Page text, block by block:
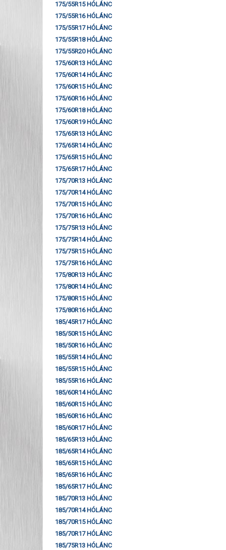
175/55R15 HÓLÁNC
175/55R16 HÓLÁNC
175/55R17 HÓLÁNC
175/55R18 HÓLÁNC
175/55R20 HÓLÁNC
175/60R13 HÓLÁNC
175/60R14 HÓLÁNC
175/60R15 HÓLÁNC
175/60R16 HÓLÁNC
175/60R18 HÓLÁNC
175/60R19 HÓLÁNC
175/65R13 HÓLÁNC
175/65R14 HÓLÁNC
175/65R15 HÓLÁNC
175/65R17 HÓLÁNC
175/70R13 HÓLÁNC
175/70R14 HÓLÁNC
175/70R15 HÓLÁNC
175/70R16 HÓLÁNC
175/75R13 HÓLÁNC
175/75R14 HÓLÁNC
175/75R15 HÓLÁNC
175/75R16 HÓLÁNC
175/80R13 HÓLÁNC
175/80R14 HÓLÁNC
175/80R15 HÓLÁNC
175/80R16 HÓLÁNC
185/45R17 HÓLÁNC
185/50R15 HÓLÁNC
185/50R16 HÓLÁNC
185/55R14 HÓLÁNC
185/55R15 HÓLÁNC
185/55R16 HÓLÁNC
185/60R14 HÓLÁNC
185/60R15 HÓLÁNC
185/60R16 HÓLÁNC
185/60R17 HÓLÁNC
185/65R13 HÓLÁNC
185/65R14 HÓLÁNC
185/65R15 HÓLÁNC
185/65R16 HÓLÁNC
185/65R17 HÓLÁNC
185/70R13 HÓLÁNC
185/70R14 HÓLÁNC
185/70R15 HÓLÁNC
185/70R17 HÓLÁNC
185/75R13 HÓLÁNC